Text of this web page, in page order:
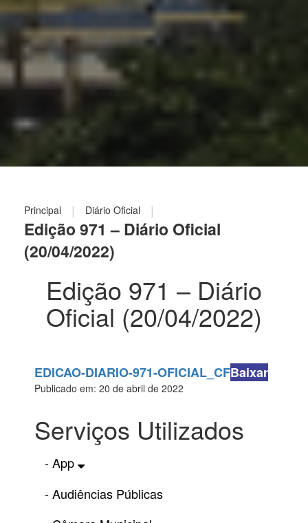
Principal | Diário Oficial |
Edição 971 – Diário Oficial
(20/04/2022)
Edição 971 – Diário
Oficial (20/04/2022)
EDICAO-DIARIO-971-OFICIAL_CFBaixar
Publicado em: 20 de abril de 2022
Serviços Utilizados
- App
- Audiências Públicas